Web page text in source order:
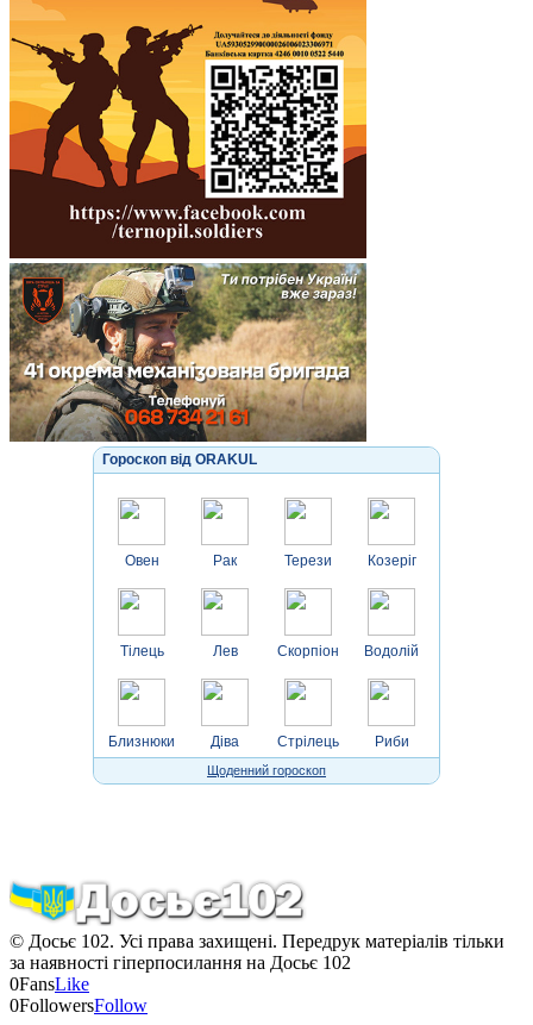
Гороскоп від ORAKUL
Овен
Тілець
Близнюки
Рак
Лев
Діва
Терези
Скорпіон
Стрілець
Козеріг
Водолій
Риби
Щоденний гороскоп
© Досьє 102. Усі права захищені. Передрук матеріалів тільки
за наявності гіперпосилання на Досьє 102
0FansLike
0FollowersFollow